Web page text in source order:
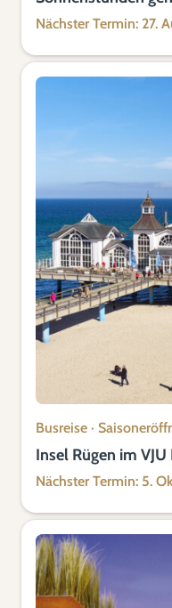
Nächster Termin: 27.
Busreise ·
Insel Rügen im
Nächster Termin: 5.